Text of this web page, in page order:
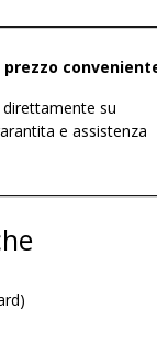
prezzo
direttamente su
e assistenza